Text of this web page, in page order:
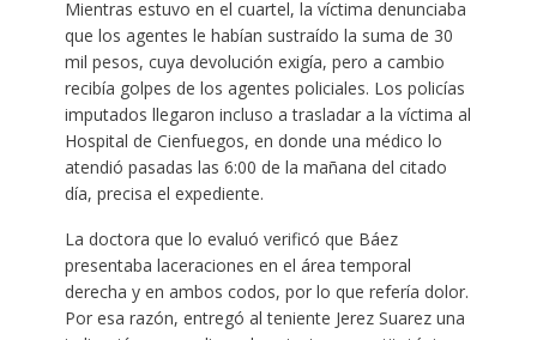
Mientras estuvo en el cuartel, la víctima denunciaba
que los agentes le habían sustraído la suma de 30
mil pesos, cuya devolución exigía, pero a cambio
recibía golpes de los agentes policiales. Los policías
imputados llegaron incluso a trasladar a la víctima al
Hospital de Cienfuegos, en donde una médico lo
atendió pasadas las 6:00 de la mañana del citado
día, precisa el expediente.
La doctora que lo evaluó verificó que Báez
presentaba laceraciones en el área temporal
derecha y en ambos codos, por lo que refería dolor.
Por esa razón, entregó al teniente Jerez Suarez una